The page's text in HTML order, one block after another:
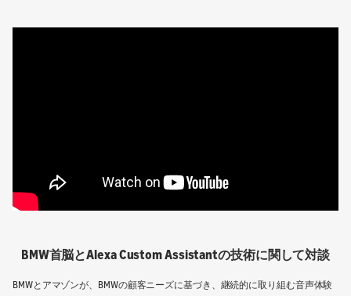
BMW首脳とAlexa Custom Assistantの技術に関して対談
BMWとアマゾンが、BMWの顧客ニーズに基づき、継続的に取り組む音声体験